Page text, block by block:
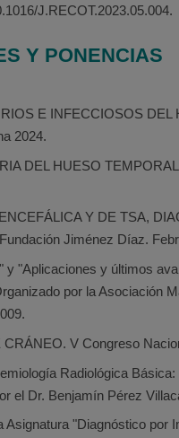
J.RECOT.2023.05.004.
Y PONENCIAS
E INFECCIOSOS
2024.
DEL HUESO
Y DE TSA,
Jiménez Díaz.
y "Aplicaciones y últimos
por la Asociación
V Congreso
Radiológica
el Dr. Benjamín Pérez
Asignatura "Diagnóstico